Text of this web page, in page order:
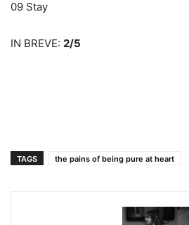
09 Stay
IN BREVE: 2/5
TAGS the pains of being pure at heart